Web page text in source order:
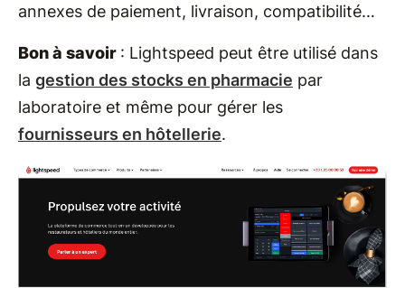
annexes de paiement, livraison, compatibilité…
Bon à savoir : Lightspeed peut être utilisé dans
la gestion des stocks en pharmacie par
laboratoire et même pour gérer les
fournisseurs en hôtellerie.